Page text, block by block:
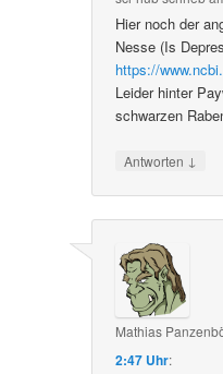
Hier noch der
Nesse (Is
https://
Leider hinter
schwarzen
Antworten ↓
Mathias
2:47 Uhr: